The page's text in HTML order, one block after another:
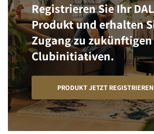
Registrieren Sie Ihr
Produkt und erhalten
Zugang zu zukünftigen
Clubinitiativen.
PRODUKT JETZT REGISTRIEREN